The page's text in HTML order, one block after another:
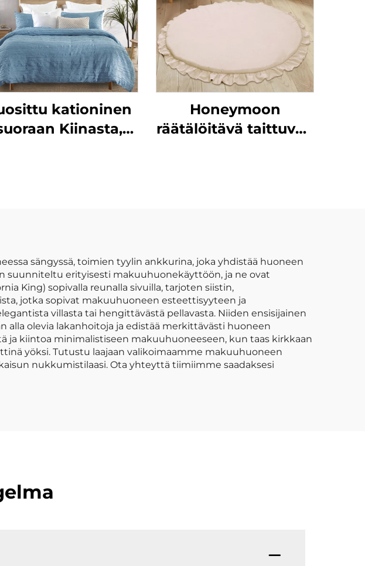
kationinen
Kiinasta,
Honeymoon
räätälöitävä taittuvan
sängyssä, toimien tyylin ankkurina, joka yhdistää huoneen
suunniteltu erityisesti makuuhuonekäyttöön, ja ne ovat
King) sopivalla reunalla sivuilla, tarjoten siistin,
jotka sopivat makuuhuoneen esteettisyyteen ja
villasta tai hengittävästä pellavasta. Niiden ensisijainen
alla olevia lakanhoitoja ja edistää merkittävästi huoneen
ja kiintoa minimalistiseen makuuhuoneeseen, kun taas kirkkaan
yöksi. Tutustu laajaan valikoimaamme makuuhuoneen
nukkumistilaasi. Ota yhteyttä tiimiimme saadaksesi